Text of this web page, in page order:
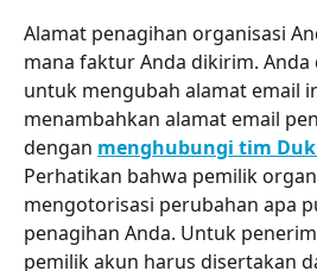
Alamat penagihan organisasi
mana faktur Anda dikirim.
untuk mengubah alamat email
menambahkan alamat email
dengan menghubungi tim
Perhatikan bahwa pemilik
mengotorisasi perubahan apa
penagihan Anda. Untuk
pemilik akun harus disertakan